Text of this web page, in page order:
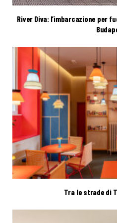
River Diva: l’imbarcazione per
Tra le strade di